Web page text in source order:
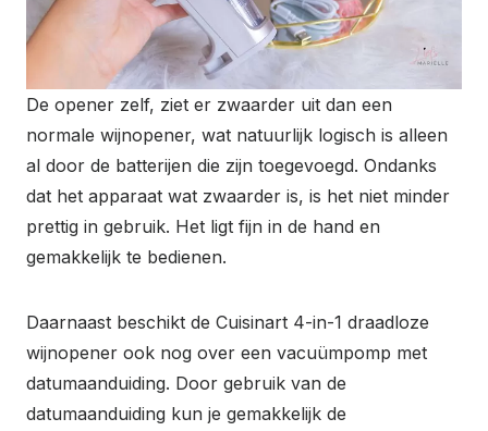
De opener zelf, ziet er zwaarder uit dan een
normale wijnopener, wat natuurlijk logisch is alleen
al door de batterijen die zijn toegevoegd. Ondanks
dat het apparaat wat zwaarder is, is het niet minder
prettig in gebruik. Het ligt fijn in de hand en
gemakkelijk te bedienen.
Daarnaast beschikt de Cuisinart 4-in-1 draadloze
wijnopener ook nog over een vacuümpomp met
datumaanduiding. Door gebruik van de
datumaanduiding kun je gemakkelijk de